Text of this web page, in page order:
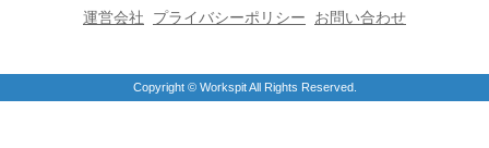
運営会社 プライバシーポリシー お問い合わせ
Copyright © Workspit All Rights Reserved.